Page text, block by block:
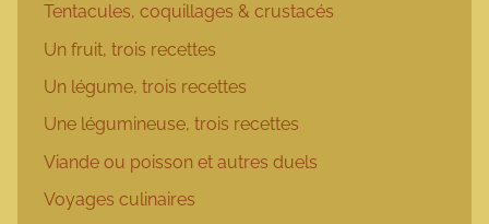
Tentacules, coquillages & crustacés
Un fruit, trois recettes
Un légume, trois recettes
Une légumineuse, trois recettes
Viande ou poisson et autres duels
Voyages culinaires